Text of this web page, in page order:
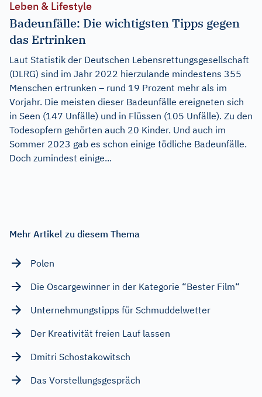
Leben & Lifestyle
Badeunfälle: Die wichtigsten Tipps gegen
das Ertrinken
Laut Statistik der Deutschen Lebensrettungsgesellschaft
(DLRG) sind im Jahr 2022 hierzulande mindestens 355
Menschen ertrunken – rund 19 Prozent mehr als im
Vorjahr. Die meisten dieser Badeunfälle ereigneten sich
in Seen (147 Unfälle) und in Flüssen (105 Unfälle). Zu den
Todesopfern gehörten auch 20 Kinder. Und auch im
Sommer 2023 gab es schon einige tödliche Badeunfälle.
Doch zumindest einige...
Mehr Artikel zu diesem Thema
Polen
Die Oscargewinner in der Kategorie “Bester Film“
Unternehmungstipps für Schmuddelwetter
Der Kreativität freien Lauf lassen
Dmitri Schostakowitsch
Das Vorstellungsgespräch